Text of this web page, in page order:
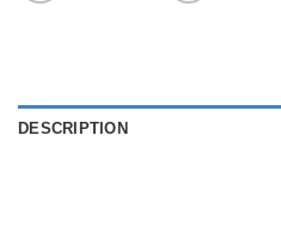
DESCRIPTION